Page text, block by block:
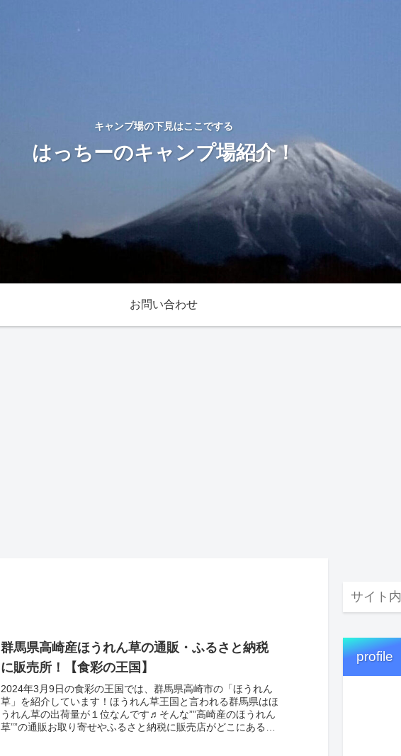
キャンプ場の下見はここでする
はっちーのキャンプ場紹介！
お問い合わせ
群馬県高崎産ほうれん草の通販・ふるさと納税
に販売所！【食彩の王国】
2024年3月9日の食彩の王国では、群馬県高崎市の「ほうれん
草」を紹介しています！ほうれん草王国と言われる群馬県はほ
うれん草の出荷量が１位なんです♬そんな””高崎産のほうれん
草””の通販お取り寄せやふるさと納税に販売店がどこにあるの
profile